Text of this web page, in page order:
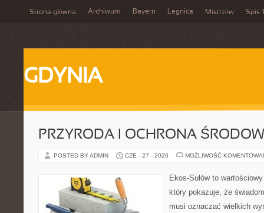
Strona główna Archiwum Bayern Legnica Mistrzów Spis
GDYNIA
PRZYRODA I OCHRONA
POSTED BY ADMIN CZE - 27 - 2026 MOŻLIWOŚĆ
Ekos-Sułów to
który pokazuje, że
musi oznaczać wielkich